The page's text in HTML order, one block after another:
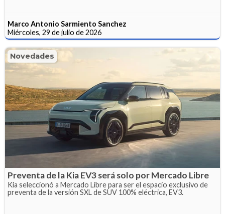
Marco Antonio Sarmiento Sanchez
Miércoles, 29 de julio de 2026
Novedades
Preventa de la Kia EV3 será solo por Mercado Libre
Kia seleccionó a Mercado Libre para ser el espacio exclusivo de
preventa de la versión SXL de SUV 100% eléctrica, EV3.